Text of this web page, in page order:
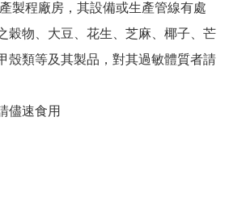
製程廠房，其設備或生產管線有處
穀物、大豆、花生、芝麻、椰子、芒
殼類等及其製品，對其過敏體質者請
儘速食用